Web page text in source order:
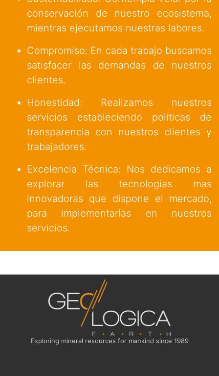
conservación de nuestro ecosistema,
mientras ejecutamos nuestras labores.
Compromiso: En cada trabajo buscamos
satisfacer las demandas de nuestros
clientes.
Honestidad: Realizamos nuestros
servicios estableciendo políticas de
transparencia con nuestros clientes y
trabajadores.
Excelencia Técnica: Nos dedicamos a
explorar las tecnologías mas
innovadoras que dispone el mercado,
para implementarlas en nuestros
servicios.
Exploring mineral resources for mankind since 1989